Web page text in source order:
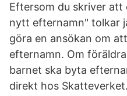
Eftersom du skriver
nytt efternamn" tolkar
göra en ansökan om
efternamn. Om
barnet ska byta
direkt hos Skatteverket.